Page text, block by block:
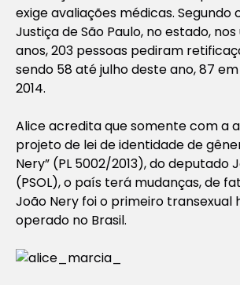
exige avaliações médicas. Segundo
Justiça de São Paulo, no estado,
anos, 203 pessoas pediram
sendo 58 até julho deste ano, 87
2014.
Alice acredita que somente com a
projeto de lei de identidade de
Nery” (PL 5002/2013), do deputado
(PSOL), o país terá mudanças, de
João Nery foi o primeiro transexual
operado no Brasil.